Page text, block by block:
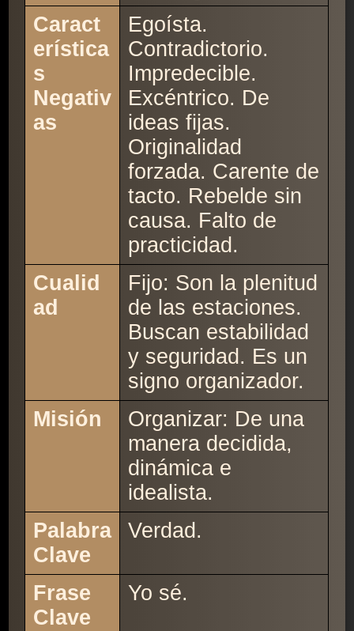
Caract
erística
s
Negativ
as
Egoísta.
Contradictorio.
Impredecible.
Excéntrico. De
ideas fijas.
Originalidad
forzada. Carente de
tacto. Rebelde sin
causa. Falto de
practicidad.
Cualid
ad
Fijo: Son la plenitud
de las estaciones.
Buscan estabilidad
y seguridad. Es un
signo organizador.
Misión
Organizar: De una
manera decidida,
dinámica e
idealista.
Palabra
Clave
Verdad.
Frase
Clave
Yo sé.